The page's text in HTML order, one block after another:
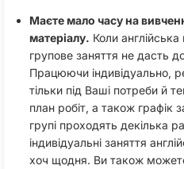
Маєте мало часу на
матеріалу. Коли
групове заняття не дасть
Працюючи індивідуально,
тільки під Ваші потреби й
план робіт, а також графік
групі проходять декілька
індивідуальні заняття
хоч щодня. Ви також